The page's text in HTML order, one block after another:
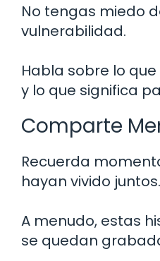
No tengas miedo
vulnerabilidad.
Habla sobre lo
y lo que significa
Comparte
Recuerda
hayan vivido juntos.
A menudo, estas
se quedan